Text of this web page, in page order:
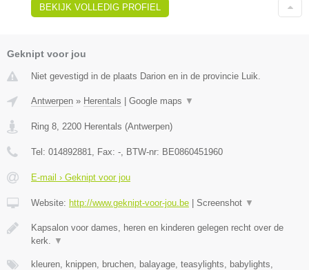
BEKIJK VOLLEDIG PROFIEL
Geknipt voor jou
Niet gevestigd in de plaats Darion en in de provincie Luik.
Antwerpen » Herentals | Google maps ▼
Ring 8 2200 Herentals (Antwerpen)
Tel: 014892881 , Fax: - , BTW-nr: BE0860451960
E-mail › Geknipt voor jou
Website: http://www.geknipt-voor-jou.be | Screenshot ▼
Kapsalon voor dames, heren en kinderen gelegen recht over de
kerk.
▼
kleuren, knippen, bruchen, balayage, teasylights, babylights,